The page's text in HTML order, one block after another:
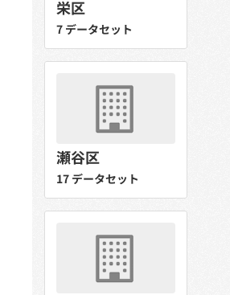
栄区
7 データセット
瀬谷区
17 データセット